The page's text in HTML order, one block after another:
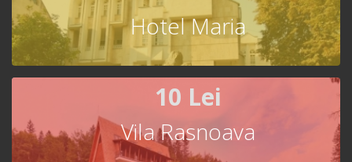
Hotel Maria
10 Lei
Vila Rasnoava